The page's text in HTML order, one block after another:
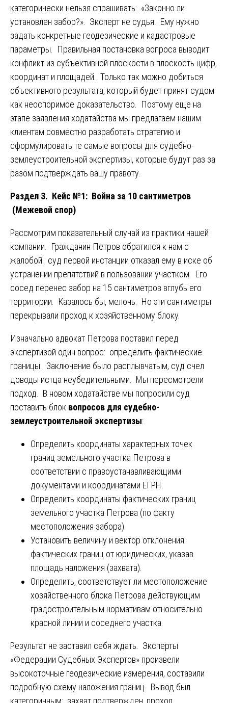
категорически нельзя спрашивать: «Законно ли
установлен забор?». Эксперт не судья. Ему нужно
задать конкретные геодезические и кадастровые
параметры. Правильная постановка вопроса выводит
конфликт из субъективной плоскости в плоскость цифр,
координат и площадей. Только так можно добиться
объективного результата, который будет принят судом
как неоспоримое доказательство. Поэтому еще на
этапе заявления ходатайства мы предлагаем нашим
клиентам совместно разработать стратегию и
сформулировать те самые вопросы для судебно-
землеустроительной экспертизы, которые будут раз за
разом подтверждать вашу правоту.
Раздел 3. Кейс №1: Война за 10 сантиметров
(Межевой спор)
Рассмотрим показательный случай из практики нашей
компании. Гражданин Петров обратился к нам с
жалобой: суд первой инстанции отказал ему в иске об
устранении препятствий в пользовании участком. Его
сосед перенес забор на 15 сантиметров вглубь его
территории. Казалось бы, мелочь. Но эти сантиметры
перекрывали проход к хозяйственному блоку.
Изначально адвокат Петрова поставил перед
экспертизой один вопрос: определить фактические
границы. Заключение было расплывчатым, суд счел
доводы истца неубедительными. Мы пересмотрели
подход. В новом ходатайстве мы попросили суд
поставить блок вопросов для судебно-
землеустроительной экспертизы:
Определить координаты характерных точек
границ земельного участка Петрова в
соответствии с правоустанавливающими
документами и координатами ЕГРН.
Определить координаты фактических границ
земельного участка Петрова (по факту
местоположения забора).
Установить величину и вектор отклонения
фактических границ от юридических, указав
площадь наложения (захвата).
Определить, соответствует ли местоположение
хозяйственного блока Петрова действующим
градостроительным нормативам относительно
красной линии и соседнего участка.
Результат не заставил себя ждать. Эксперты
«Федерации Судебных Экспертов» произвели
высокоточные геодезические измерения, составили
подробную схему наложения границ. Вывод был
категоричным: захват подтвержден, проход